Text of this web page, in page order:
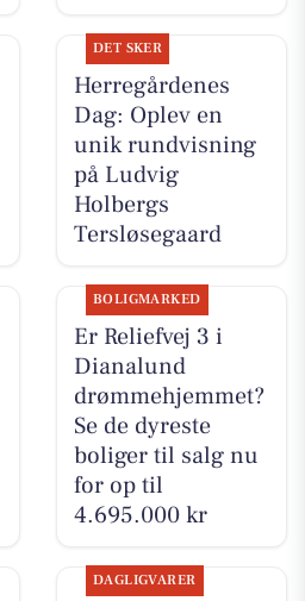
DET SKER
Herregårdenes
Dag: Oplev en
unik rundvisning
på Ludvig
Holbergs
Tersløsegaard
BOLIGMARKED
Er Reliefvej 3 i
Dianalund
drømmehjemmet?
Se de dyreste
boliger til salg nu
for op til
4.695.000 kr
DAGLIGVARER